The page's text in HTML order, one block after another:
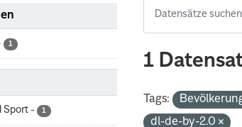
1
Sport - 1
1
Tags:
dl-de-by-2.0